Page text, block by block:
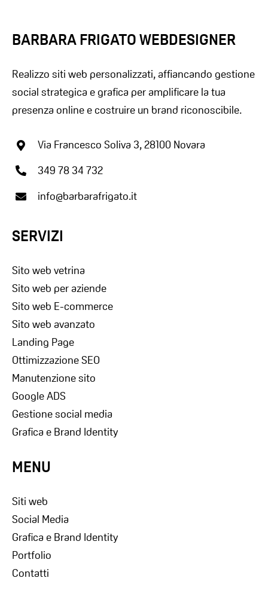
BARBARA FRIGATO WEBDESIGNER
Realizzo siti web personalizzati, affiancando gestione
social strategica e grafica per amplificare la tua
presenza online e costruire un brand riconoscibile.
Via Francesco Soliva 3, 28100 Novara
349 78 34 732
info@barbarafrigato.it
SERVIZI
Sito web vetrina
Sito web per aziende
Sito web E-commerce
Sito web avanzato
Landing Page
Ottimizzazione SEO
Manutenzione sito
Google ADS
Gestione social media
Grafica e Brand Identity
MENU
Siti web
Social Media
Grafica e Brand Identity
Portfolio
Contatti